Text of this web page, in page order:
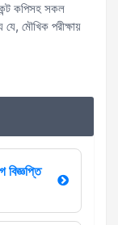
কপিসহ সকল
মৌখিক পরীক্ষায়
বিজ্ঞপ্তি